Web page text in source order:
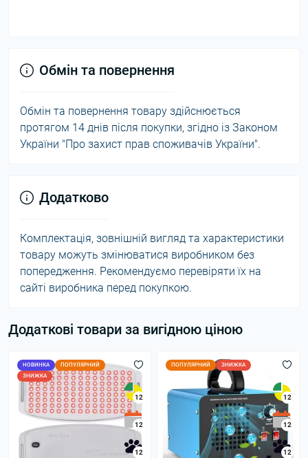
Обмін та повернення
Обмін та повернення товару здійснюється
протягом 14 днів після покупки, згідно із Законом
України "Про захист прав споживачів України".
Додатково
Комплектація, зовнішній вигляд та характеристики
товару можуть змінюватися виробником без
попередження. Рекомендуємо перевіряти їх на
сайті виробника перед покупкою.
Додаткові товари за вигідною ціною
НОВИНКА
ПОПУЛЯРНИЙ
ЗНИЖКА
12
12
12
ПОПУЛЯРНИЙ ЗНИЖКА
12
12
12